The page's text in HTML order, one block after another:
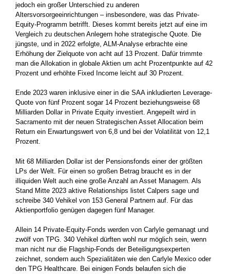
jedoch ein großer Unterschied zu anderen
Altersvorsorgeeinrichtungen – insbesondere, was das Private-
Equity-Programm betrifft. Dieses kommt bereits jetzt auf eine im
Vergleich zu deutschen Anlegern hohe strategische Quote. Die
jüngste, und in 2022 erfolgte, ALM-Analyse erbrachte eine
Erhöhung der Zielquote von acht auf 13 Prozent. Dafür trimmte
man die Allokation in globale Aktien um acht Prozentpunkte auf 42
Prozent und erhöhte Fixed Income leicht auf 30 Prozent.
Ende 2023 waren inklusive einer in die SAA inkludierten Leverage-
Quote von fünf Prozent sogar 14 Prozent beziehungsweise 68
Milliarden Dollar in Private Equity investiert. Angepeilt wird in
Sacramento mit der neuen Strategischen Asset Allocation beim
Return ein Erwartungswert von 6,8 und bei der Volatilität von 12,1
Prozent.
Mit 68 Milliarden Dollar ist der Pensionsfonds einer der größten
LPs der Welt. Für einen so großen Betrag braucht es in der
illiquiden Welt auch eine große Anzahl an Asset Managern. Als
Stand Mitte 2023 aktive Relationships listet Calpers sage und
schreibe 340 Vehikel von 153 General Partnern auf. Für das
Aktienportfolio genügen dagegen fünf Manager.
Allein 14 Private-Equity-Fonds werden von Carlyle gemanagt und
zwölf von TPG. 340 Vehikel dürften wohl nur möglich sein, wenn
man nicht nur die Flagship-Fonds der Beteiligungsexperten
zeichnet, sondern auch Spezialitäten wie den Carlyle Mexico oder
den TPG Healthcare. Bei einigen Fonds belaufen sich die